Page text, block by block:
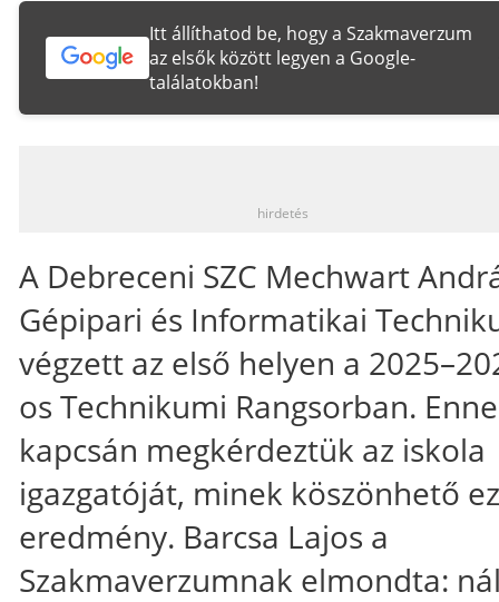
Itt állíthatod be, hogy a Szakmaverzum
az elsők között legyen a Google-
találatokban!
hirdetés
A Debreceni SZC Mechwart
Gépipari és Informatikai
végzett az első helyen a
os Technikumi Rangsorban.
kapcsán megkérdeztük az iskola
igazgatóját, minek köszönhető
eredmény. Barcsa Lajos a
Szakmaverzumnak elmondta: